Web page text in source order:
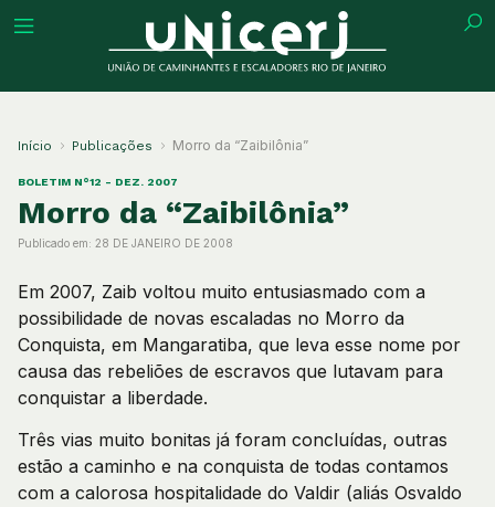
Início Publicações Morro da “Zaibilônia”
BOLETIM N°12 - DEZ. 2007
Morro da “Zaibilônia”
Publicado em: 28 DE JANEIRO DE 2008
Em 2007, Zaib voltou muito entusiasmado com a
possibilidade de novas escaladas no Morro da
Conquista, em Mangaratiba, que leva esse nome por
causa das rebeliões de escravos que lutavam para
conquistar a liberdade.
Três vias muito bonitas já foram concluídas, outras
estão a caminho e na conquista de todas contamos
com a calorosa hospitalidade do Valdir (aliás Osvaldo